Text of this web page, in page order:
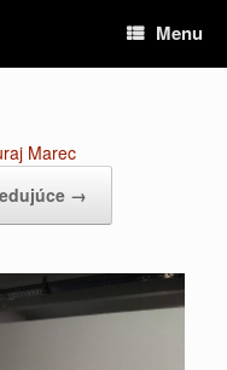
Menu
Marec
→